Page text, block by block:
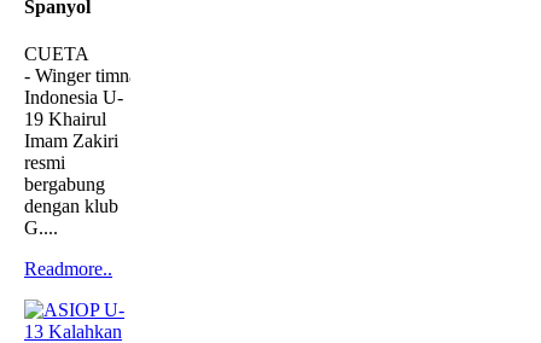
Spanyol
CUETA
- Winger timnas
Indonesia U-
19 Khairul
Imam Zakiri
resmi
bergabung
dengan klub
G....
Readmore..